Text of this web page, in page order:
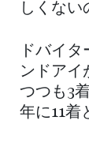
しくない
ドバイ
ンドアイ
つつも3
年に11着